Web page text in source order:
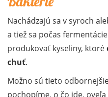
Nachádzajú sa v syroch
a tiež sa počas
produkovať kyseliny, ktoré
chuť.
Možno sú tieto
pochopíme, o čo ide,